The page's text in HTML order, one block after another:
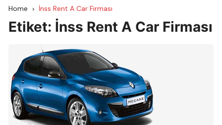
Home İnss Rent A Car Firması
Etiket: İnss Rent A Car Firması